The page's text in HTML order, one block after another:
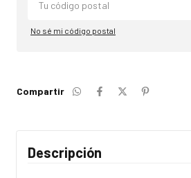
No sé mi código postal
Compartir
Descripción